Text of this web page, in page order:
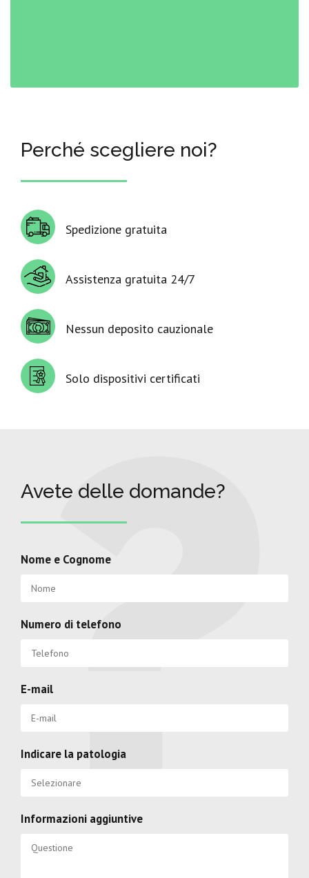
Perché scegliere noi?
Spedizione gratuita
Assistenza gratuita 24/7
Nessun deposito cauzionale
Solo dispositivi certificati
Avete delle domande?
Nome e Cognome
Numero di telefono
E-mail
Indicare la patologia
Informazioni aggiuntive